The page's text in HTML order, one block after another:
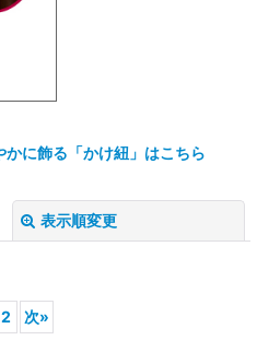
に飾る「かけ紐」はこちら
表示順変更
2 次»